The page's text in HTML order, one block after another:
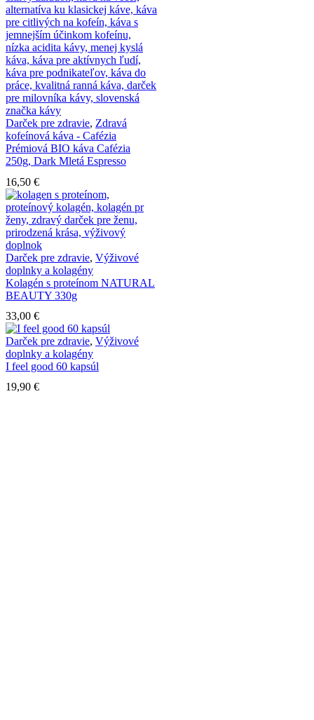
Darček pre zdravie, Zdravá
kofeínová káva - Cafézia
Prémiová BIO káva Cafézia
250g, Dark Mletá Espresso
16,50 €
Darček pre zdravie, Výživové
doplnky a kolagény
Kolagén s proteínom NATURAL
BEAUTY 330g
33,00 €
Darček pre zdravie, Výživové
doplnky a kolagény
I feel good 60 kapsúl
19,90 €